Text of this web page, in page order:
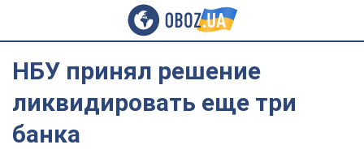
НБУ принял решение
ликвидировать еще три
банка